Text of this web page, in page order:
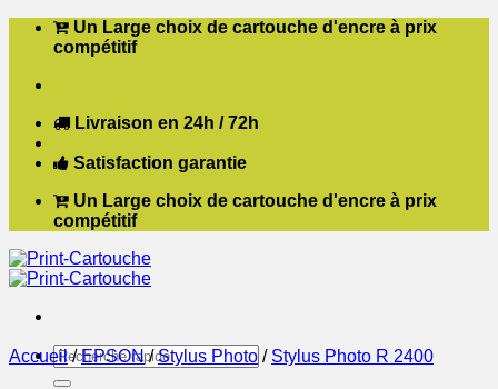
Passer Un Large choix de cartouche d'encre à prix
compétitif
Livraison en 24h / 72h
Satisfaction garantie
Un Large choix de cartouche d'encre à prix
compétitif
Recherche
pour :
Accueil / EPSON / Stylus Photo / Stylus Photo R 2400